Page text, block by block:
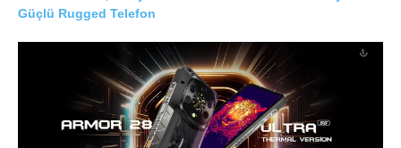
Güçlü Rugged Telefon